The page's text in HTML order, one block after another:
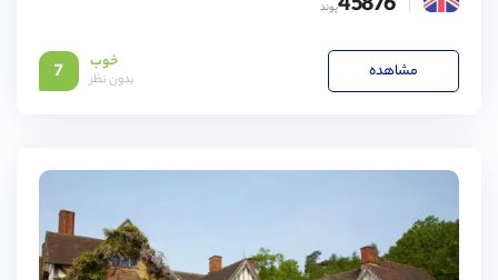
11,
13
پوند
مشاهده 7 خوب
بدون نظر